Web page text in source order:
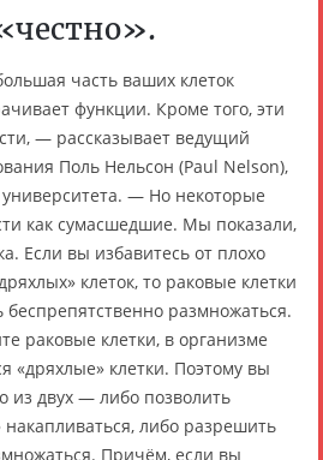
часть ваших клеток
функции. Кроме того, эти
— рассказывает ведущий
Поль Нельсон (Paul Nelson),
университета. — Но некоторые
как сумасшедшие. Мы показали,
Если вы избавитесь от плохо
клеток, то раковые клетки
беспрепятственно размножаться.
раковые клетки, в организме
«дряхлые» клетки. Поэтому вы
из двух — либо позволить
накапливаться, либо разрешить
Причём, если вы